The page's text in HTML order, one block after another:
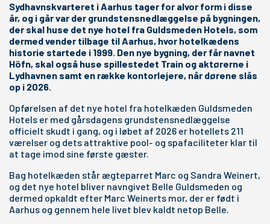
Sydhavnskvarteret i Aarhus tager for alvor form i disse
år, og i går var der grundstensnedlæggelse på bygningen,
der skal huse det nye hotel fra Guldsmeden Hotels, som
dermed vender tilbage til Aarhus, hvor hotelkædens
historie startede i 1999. Den nye bygning, der får navnet
Höfn, skal også huse spillestedet Train og aktørerne i
Lydhavnen samt en række kontorlejere, når dørene slås
op i 2026.
Opførelsen af det nye hotel fra hotelkæden Guldsmeden
Hotels er med gårsdagens grundstensnedlæggelse
officielt skudt i gang, og i løbet af 2026 er hotellets 211
værelser og dets attraktive pool- og spafaciliteter klar til
at tage imod sine første gæster.
Bag hotelkæden står ægteparret Marc og Sandra Weinert,
og det nye hotel bliver navngivet Belle Guldsmeden og
dermed opkaldt efter Marc Weinerts mor, der er født i
Aarhus og gennem hele livet blev kaldt netop Belle.